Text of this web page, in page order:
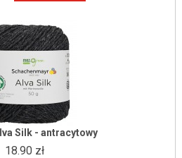
Silk - antracytowy
18.90 zł